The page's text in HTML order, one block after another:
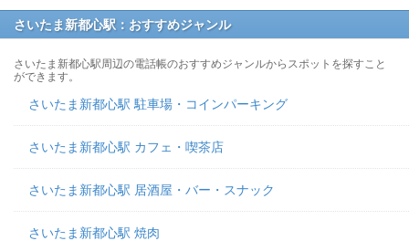
さいたま新都心駅：おすすめジャンル
さいたま新都心駅周辺の電話帳のおすすめジャンルからスポットを探すこと
ができます。
さいたま新都心駅 駐車場・コインパーキング
さいたま新都心駅 カフェ・喫茶店
さいたま新都心駅 居酒屋・バー・スナック
さいたま新都心駅 焼肉